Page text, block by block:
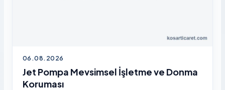
06.08.2026
Jet Pompa Mevsimsel İşletme ve Donma
Koruması